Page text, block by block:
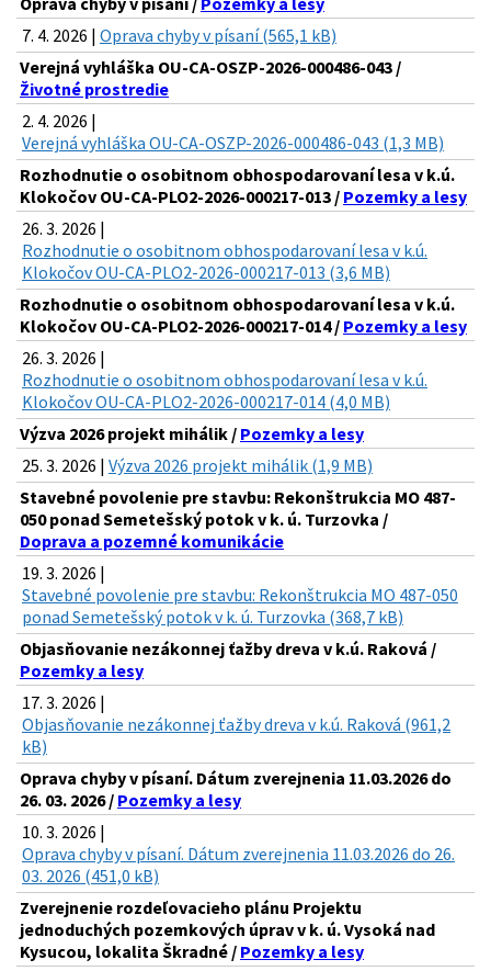
7. 4. 2026 | Oprava chyby v písaní (565,1 kB)
Verejná vyhláška OU-CA-OSZP-2026-000486-043 /
Životné prostredie
2. 4. 2026 |
Verejná vyhláška OU-CA-OSZP-2026-000486-043 (1,3 MB)
Rozhodnutie o osobitnom obhospodarovaní lesa v k.ú.
Klokočov OU-CA-PLO2-2026-000217-013 / Pozemky a lesy
26. 3. 2026 |
Rozhodnutie o osobitnom obhospodarovaní lesa v k.ú.
Klokočov OU-CA-PLO2-2026-000217-013 (3,6 MB)
Rozhodnutie o osobitnom obhospodarovaní lesa v k.ú.
Klokočov OU-CA-PLO2-2026-000217-014 / Pozemky a lesy
26. 3. 2026 |
Rozhodnutie o osobitnom obhospodarovaní lesa v k.ú.
Klokočov OU-CA-PLO2-2026-000217-014 (4,0 MB)
Výzva 2026 projekt mihálik / Pozemky a lesy
25. 3. 2026 | Výzva 2026 projekt mihálik (1,9 MB)
Stavebné povolenie pre stavbu: Rekonštrukcia MO 487-
050 ponad Semetešský potok v k. ú. Turzovka /
Doprava a pozemné komunikácie
19. 3. 2026 |
Stavebné povolenie pre stavbu: Rekonštrukcia MO 487-050
ponad Semetešský potok v k. ú. Turzovka (368,7 kB)
Objasňovanie nezákonnej ťažby dreva v k.ú. Raková /
Pozemky a lesy
17. 3. 2026 |
Objasňovanie nezákonnej ťažby dreva v k.ú. Raková (961,2
kB)
Oprava chyby v písaní. Dátum zverejnenia 11.03.2026 do
26. 03. 2026 / Pozemky a lesy
10. 3. 2026 |
Oprava chyby v písaní. Dátum zverejnenia 11.03.2026 do 26.
03. 2026 (451,0 kB)
Zverejnenie rozdeľovacieho plánu Projektu
jednoduchých pozemkových úprav v k. ú. Vysoká nad
Kysucou, lokalita Škradné / Pozemky a lesy